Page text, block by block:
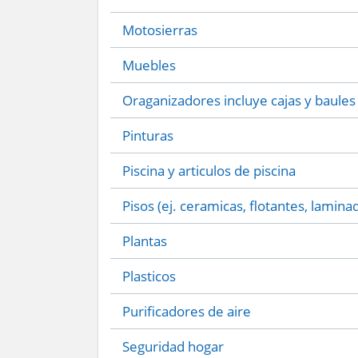
Motosierras
Muebles
Oraganizadores incluye cajas y baules
Pinturas
Piscina y articulos de piscina
Pisos (ej. ceramicas, flotantes,
Plantas
Plasticos
Purificadores de aire
Seguridad hogar